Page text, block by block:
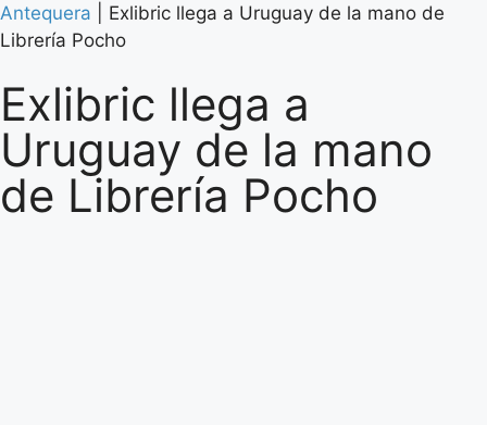
Antequera
Exlibric llega a Uruguay de la mano de
Librería Pocho
Exlibric llega a
Uruguay de la mano
de Librería Pocho